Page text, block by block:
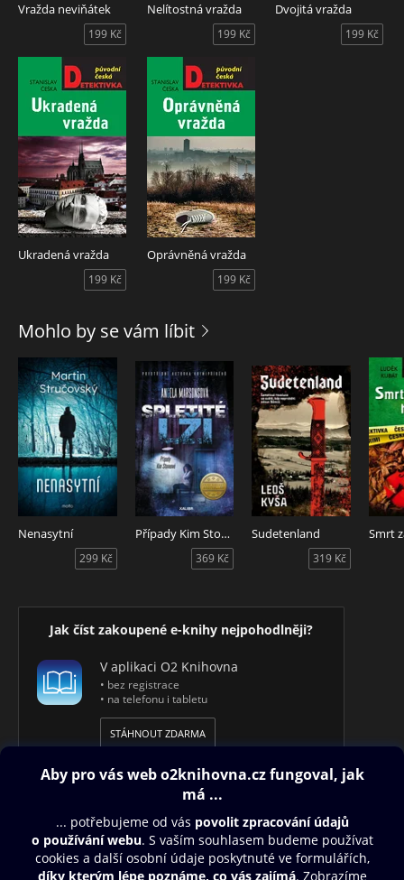
Vražda neviňátek
199 Kč
Nelítostná vražda
199 Kč
Dvojitá vražda
199 Kč
Ukradená vražda
199 Kč
Oprávněná vražda
199 Kč
Mohlo by se vám líbit
Nenasytní
299 Kč
Případy Kim Stoneové 14: Spletité lži
369 Kč
Sudetenland
319 Kč
Jak číst zakoupené e-knihy nejpohodlněji?
V aplikaci O2 Knihovna
• bez registrace
• na telefonu i tabletu
STÁHNOUT ZDARMA
Obsah ke stažení